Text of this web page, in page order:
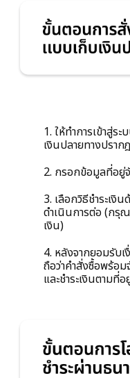
1. ให้ทำการเข้าสู่ร
เงินปลายทางปราก
2. กรอกข้อมูลที่อยู่
3. เลือกวิธีชำระเงิน
ดำเนินการต่อ (กรุ
เงิน)
4. หลังจากยอมรับเ
ถือว่าคำสั่งซื้อพร้อ
และชำระเงินตามที่อ